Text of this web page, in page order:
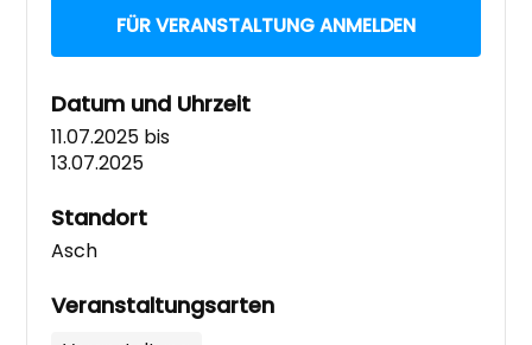
FÜR VERANSTALTUNG ANMELDEN
Datum und Uhrzeit
11.07.2025 bis
13.07.2025
Standort
Asch
Veranstaltungsarten